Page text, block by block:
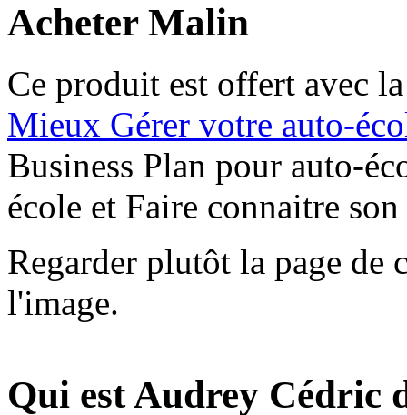
Acheter Malin
Ce produit est offert avec
Mieux Gérer votre auto-
Business Plan pour auto-
école et Faire connaitre
Regarder plutôt la page de
l'image.
Qui est Audrey Cédric